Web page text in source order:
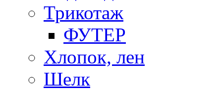
Трикотаж
ФУТЕР
Хлопок, лен
Шелк